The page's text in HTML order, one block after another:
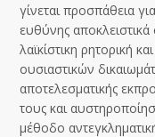
γίνεται προσπάθεια
ευθύνης
λαϊκίστικη ρητορική
ουσιαστικών
αποτελεσματικής
τους και
μέθοδο